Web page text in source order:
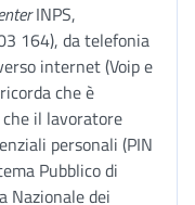
INPS,
164), da telefonia
internet (Voip e
che è
il lavoratore
personali (PIN
Pubblico di
Nazionale dei